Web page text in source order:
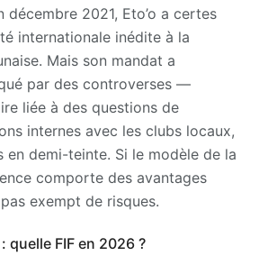
décembre 2021, Eto’o a certes
internationale inédite à la
Mais son mandat a
par des controverses —
liée à des questions de
internes avec les clubs locaux,
demi-teinte. Si le modèle de la
comporte des avantages
exempt de risques.
quelle FIF en 2026 ?